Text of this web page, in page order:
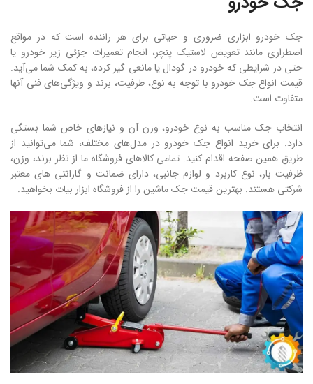
جک خودرو ابزاری ضروری و حیاتی برای هر راننده است که در مواقع
اضطراری مانند تعویض لاستیک پنچر، انجام تعمیرات جزئی زیر خودرو یا
حتی در شرایطی که خودرو در گودال یا مانعی گیر کرده، به کمک شما می‌آید.
قیمت انواع جک خودرو با توجه به نوع، ظرفیت، برند و ویژگی‌های فنی آنها
متفاوت است.
انتخاب جک مناسب به نوع خودرو، وزن آن و نیازهای خاص شما بستگی
دارد. برای خرید انواع جک خودرو در مدل‌های مختلف، شما می‌توانید از
طریق همین صفحه اقدام کنید. تمامی کالاهای فروشگاه ما از نظر برند، وزن،
ظرفیت بار، نوع کاربرد و لوازم جانبی، دارای ضمانت و گارانتی های معتبر
شرکتی هستند. بهترین قیمت جک ماشین را از فروشگاه ابزار بیات بخواهید.